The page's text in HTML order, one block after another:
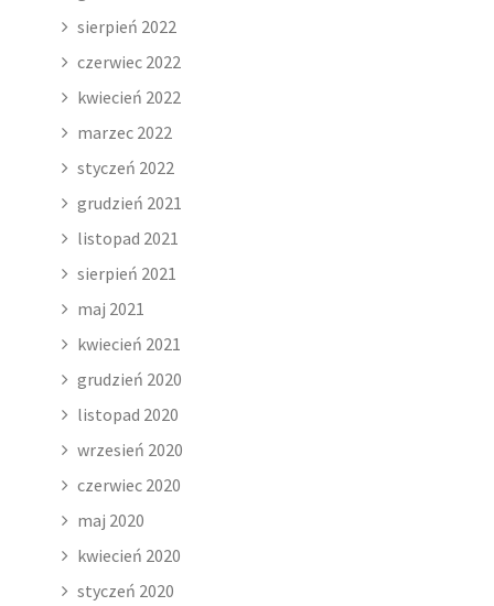
sierpień 2022
czerwiec 2022
kwiecień 2022
marzec 2022
styczeń 2022
grudzień 2021
listopad 2021
sierpień 2021
maj 2021
kwiecień 2021
grudzień 2020
listopad 2020
wrzesień 2020
czerwiec 2020
maj 2020
kwiecień 2020
styczeń 2020